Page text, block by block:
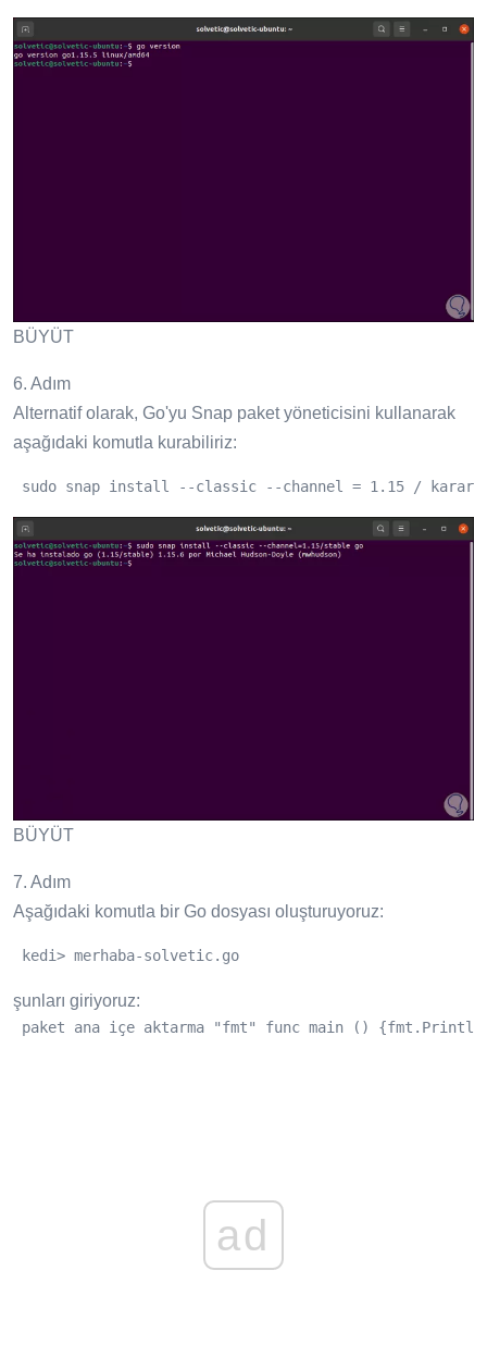
BÜYÜT
6. Adım
Alternatif olarak, Go'yu Snap paket yöneticisini kullanarak
aşağıdaki komutla kurabiliriz:
sudo snap install --classic --channel = 1.15 /
BÜYÜT
7. Adım
Aşağıdaki komutla bir Go dosyası oluşturuyoruz:
kedi> merhaba-solvetic.go
şunları giriyoruz:
paket ana içe aktarma "fmt" func main ()
ad